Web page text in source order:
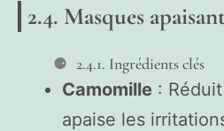
2.4. Masques
2.4.1. Ingrédients clés
Camomille :
apaise les